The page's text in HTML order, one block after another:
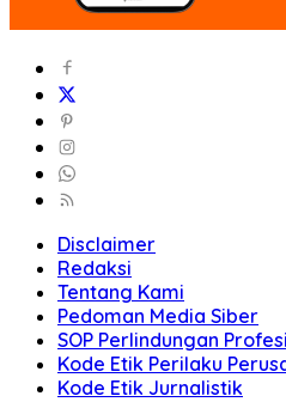
Disclaimer
Redaksi
Tentang Kami
Pedoman Media Siber
SOP Perlindungan
Kode Etik Perilaku
Kode Etik Jurnalistik